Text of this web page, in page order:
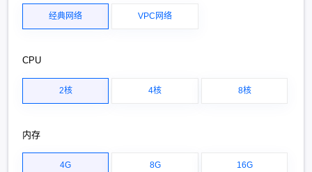
经典网络 VPC网络
CPU
2核 4核 8核
内存
4G 8G 16G